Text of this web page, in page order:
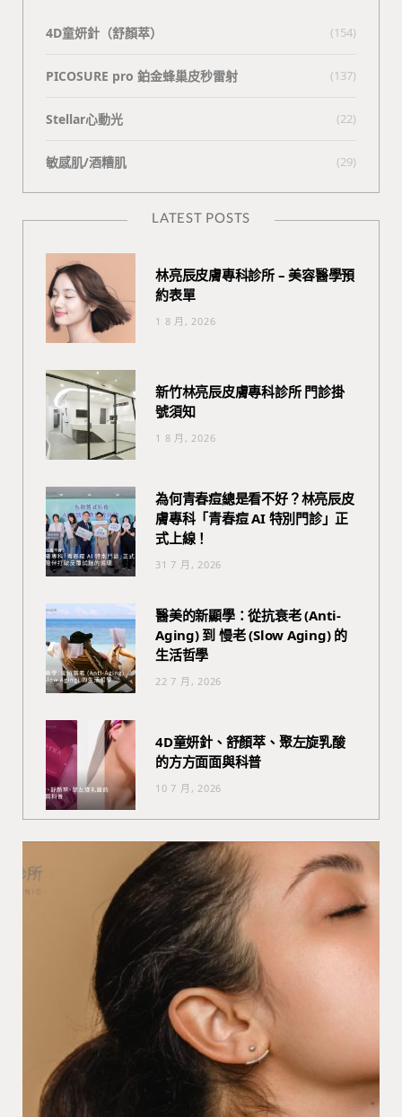
4D童妍針（舒顏萃） (154)
PICOSURE pro 鉑金蜂巢皮秒雷射 (137)
Stellar心動光 (22)
敏感肌/酒糟肌 (29)
LATEST POSTS
林亮辰皮膚專科診所 – 美容醫學預
約表單
1 8 月, 2026
新竹林亮辰皮膚專科診所 門診掛
號須知
1 8 月, 2026
為何青春痘總是看不好？林亮辰皮
膚專科「青春痘 AI 特別門診」正
式上線！
31 7 月, 2026
醫美的新顯學：從抗衰老 (Anti-
Aging) 到 慢老 (Slow Aging) 的
生活哲學
22 7 月, 2026
4D童妍針、舒顏萃、聚左旋乳酸
的方方面面與科普
10 7 月, 2026